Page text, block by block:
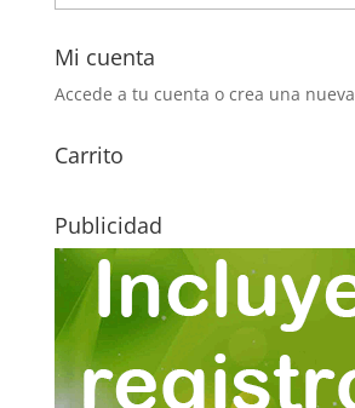
Mi cuenta
Accede a tu cuenta o crea una nueva
Carrito
Publicidad